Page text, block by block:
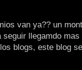
van ya?? un
seguir llegamdo
blogs, este blog